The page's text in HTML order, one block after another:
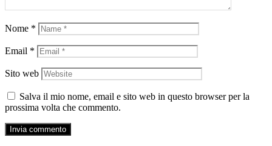
Nome *
Email *
Sito web
Salva il mio nome, email e sito web in questo browser per la
prossima volta che commento.